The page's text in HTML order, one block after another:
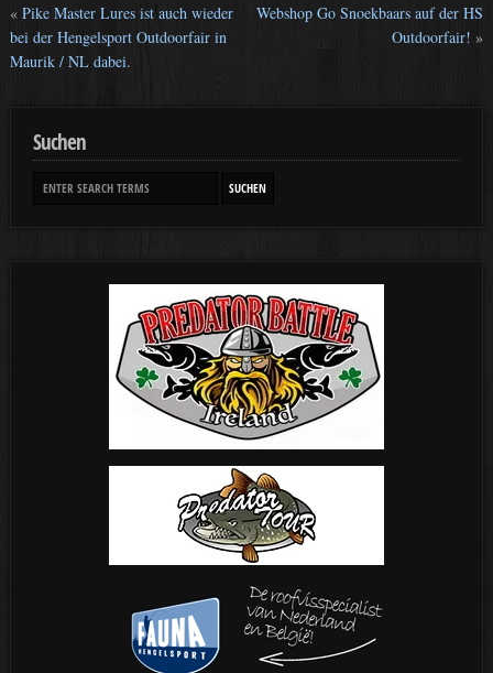
« Pike Master Lures ist auch wieder
bei der Hengelsport Outdoorfair in
Maurik / NL dabei.
Webshop Go Snoekbaars auf der HS
Outdoorfair! »
Suchen